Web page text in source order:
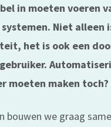
in moeten voeren
Niet alleen
het is ook een
moeten maken toch?
bouwen we graag